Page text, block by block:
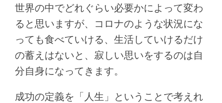
世界の中でどれぐらい必要かによって変わ
ると思いますが、コロナのような状況にな
っても食べていける、生活していけるだけ
の蓄えはないと、寂しい思いをするのは自
分自身になってきます。
成功の定義を「人生」ということで考えれ